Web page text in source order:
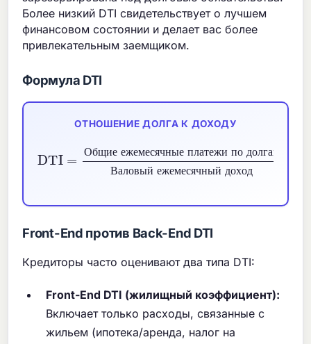
Более низкий DTI свидетельствует о лучшем
финансовом состоянии и делает вас более
привлекательным заемщиком.
Формула DTI
ОТНОШЕНИЕ ДОЛГА К ДОХОДУ
О бщи е еж ем е ся чны е пла т ежи п о д олгам
Вал овый еж ем е ся чный д ох од
DTI=
Общие ежемесячные платежи по долгам
Валовый ежемесячный доход×100%
Front-End против Back-End DTI
Кредиторы часто оценивают два типа DTI:
Front-End DTI (жилищный коэффициент):
Включает только расходы, связанные с
жильем (ипотека/аренда, налог на